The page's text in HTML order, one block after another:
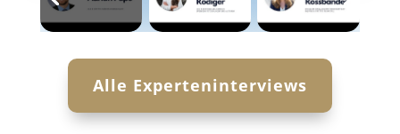
Alle Experteninterviews